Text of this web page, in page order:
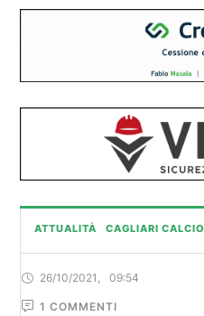
ATTUALITÀ CAGLIARI CALCIO
26/10/2021 09:54
1 COMMENTI